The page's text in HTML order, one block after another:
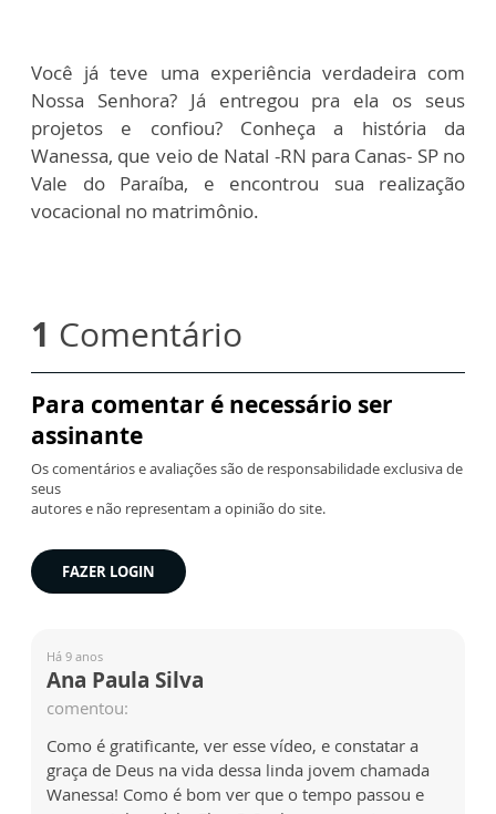
Você já teve uma experiência verdadeira com
Nossa Senhora? Já entregou pra ela os seus
projetos e confiou? Conheça a história da
Wanessa, que veio de Natal -RN para Canas- SP no
Vale do Paraíba, e encontrou sua realização
vocacional no matrimônio.
1 Comentário
Para comentar é necessário ser
assinante
Os comentários e avaliações são de responsabilidade exclusiva de
seus
autores e não representam a opinião do site.
FAZER LOGIN
Há 9 anos
Ana Paula Silva
comentou:
Como é gratificante, ver esse vídeo, e constatar a
graça de Deus na vida dessa linda jovem chamada
Wanessa! Como é bom ver que o tempo passou e